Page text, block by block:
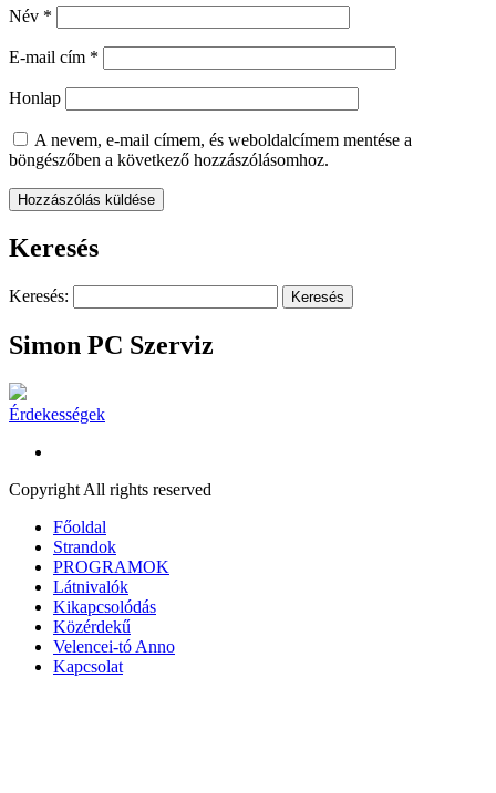
Név *
E-mail cím *
Honlap
A nevem, e-mail címem, és weboldalcímem mentése a
böngészőben a következő hozzászólásomhoz.
Keresés
Keresés:
Simon PC Szerviz
Érdekességek
Copyright All rights reserved
Főoldal
Strandok
PROGRAMOK
Látnivalók
Kikapcsolódás
Közérdekű
Velencei-tó Anno
Kapcsolat